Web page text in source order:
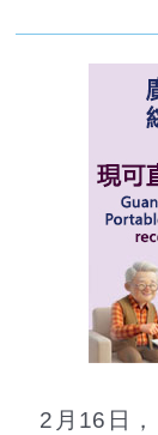
2月16日，